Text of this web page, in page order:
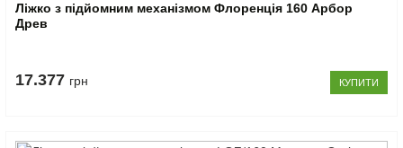
Ліжко з підйомним механізмом Флоренція 160 Арбор
Древ
17.377 грн КУПИТИ